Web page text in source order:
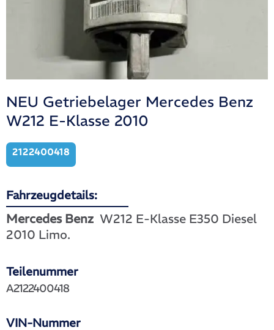
NEU Getriebelager Mercedes Benz
W212 E-Klasse 2010
2122400418
Fahrzeugdetails:
Mercedes Benz W212 E-Klasse E350 Diesel
2010 Limo.
Teilenummer
VIN-Nummer
A2122400418